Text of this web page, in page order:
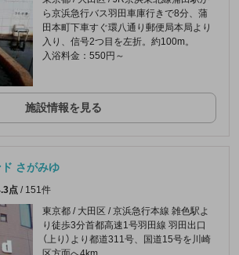
ら京浜急行バス羽田車庫行きで8分、蒲
田本町下車すぐ環八通り郵便局本局より
入り、信号2つ目を左折。約100m。
入浴料金：550円～
施設情報を見る
さがみゆ
点 / 151件
東京都 / 大田区 / 京浜急行本線 雑色駅よ
り徒歩3分首都高速1号羽田線 羽田出口
（上り）より都道311号、国道15号を川崎